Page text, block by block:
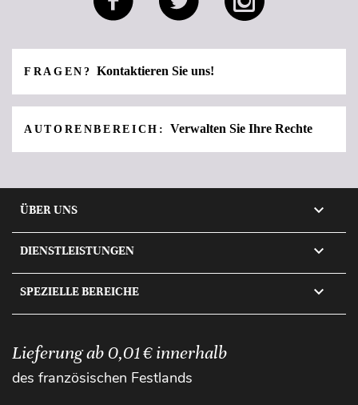
FRAGEN?Kontaktieren Sie uns!
AUTORENBEREICH:Verwalten Sie Ihre Rechte
ÜBER UNS 
DIENSTLEISTUNGEN 
SPEZIELLE BEREICHE 
Lieferung ab 0,01 € innerhalb
des französischen Festlands